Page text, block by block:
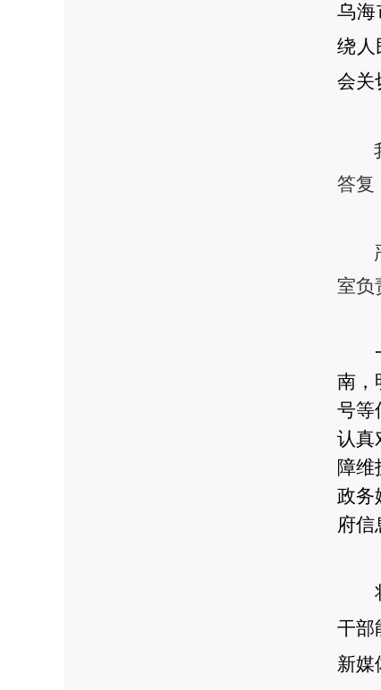
乌海
绕人
会关
答复
室负
南，
号等
认真
障维
政务
府信
干部
新媒